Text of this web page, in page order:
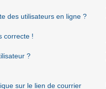
des utilisateurs en ligne ?
correcte !
?
sur le lien de courrier